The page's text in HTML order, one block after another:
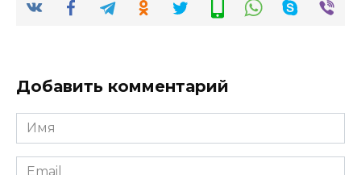
Добавить комментарий
Имя
*
Email